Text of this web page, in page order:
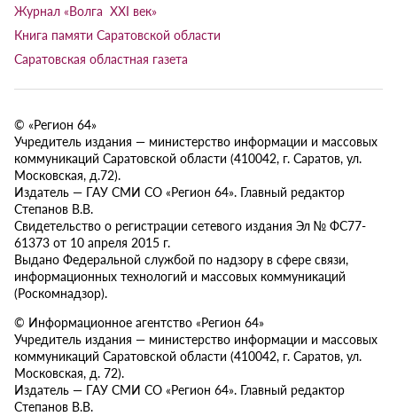
Журнал «Волга XXI век»
Книга памяти Саратовской области
Саратовская областная газета
© «Регион 64»
Учредитель издания — министерство информации и массовых
коммуникаций Саратовской области (410042, г. Саратов, ул.
Московская, д.72).
Издатель — ГАУ СМИ СО «Регион 64». Главный редактор
Степанов В.В.
Свидетельство о регистрации сетевого издания Эл № ФС77-
61373 от 10 апреля 2015 г.
Выдано Федеральной службой по надзору в сфере связи,
информационных технологий и массовых коммуникаций
(Роскомнадзор).
© Информационное агентство «Регион 64»
Учредитель издания — министерство информации и массовых
коммуникаций Саратовской области (410042, г. Саратов, ул.
Московская, д. 72).
Издатель — ГАУ СМИ СО «Регион 64». Главный редактор
Степанов В.В.